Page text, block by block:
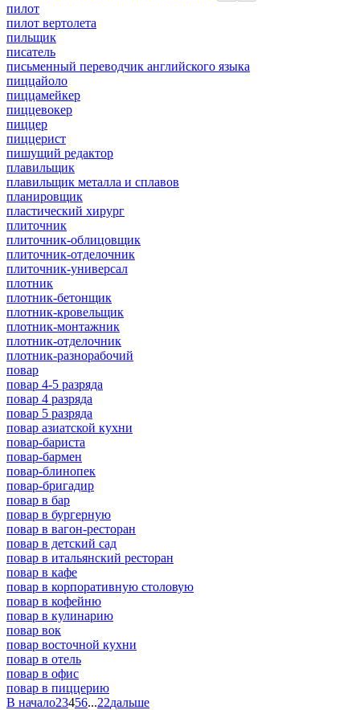
пилот
пилот вертолета
пильщик
писатель
письменный переводчик английского языка
пиццайоло
пиццамейкер
пиццевокер
пиццер
пиццерист
пишущий редактор
плавильщик
плавильщик металла и сплавов
планировщик
пластический хирург
плиточник
плиточник-облицовщик
плиточник-отделочник
плиточник-универсал
плотник
плотник-бетонщик
плотник-кровельщик
плотник-монтажник
плотник-отделочник
плотник-разнорабочий
повар
повар 4-5 разряда
повар 4 разряда
повар 5 разряда
повар азиатской кухни
повар-бариста
повар-бармен
повар-блинопек
повар-бригадир
повар в бар
повар в бургерную
повар в вагон-ресторан
повар в детский сад
повар в итальянский ресторан
повар в кафе
повар в корпоративную столовую
повар в кофейню
повар в кулинарию
повар вок
повар восточной кухни
повар в отель
повар в офис
повар в пиццерию
В начало23456...22дальше